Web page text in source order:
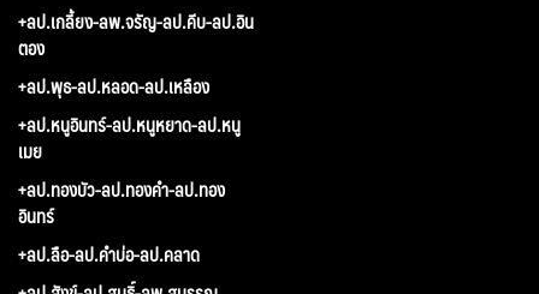
+ลป.เกลี้ยง-ลพ.จรัญ-ลป.คีบ-ลป.อิน
ตอง
+ลป.พุธ-ลป.หลอด-ลป.เหลือง
+ลป.หนูอินทร์-ลป.หนูหยาด-ลป.หนู
เมย
+ลป.ทองบัว-ลป.ทองคำ-ลป.ทอง
อินทร์
+ลป.ลือ-ลป.คำบ่อ-ลป.คลาด